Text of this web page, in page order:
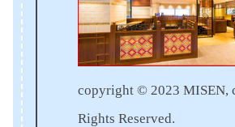
copyright © 2023 MISEN,
Rights Reserved.